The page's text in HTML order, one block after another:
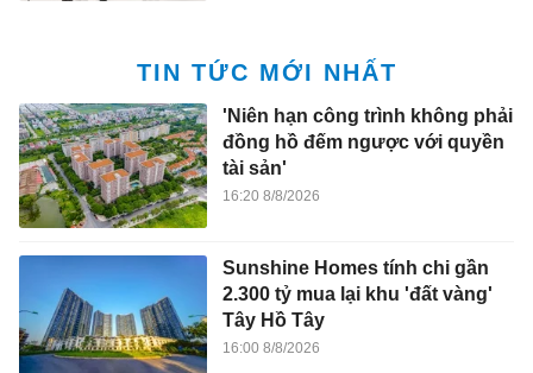
TIN TỨC MỚI NHẤT
'Niên hạn công trình không phải
đồng hồ đếm ngược với quyền
tài sản'
16:20 8/8/2026
Sunshine Homes tính chi gần
2.300 tỷ mua lại khu 'đất vàng'
Tây Hồ Tây
16:00 8/8/2026